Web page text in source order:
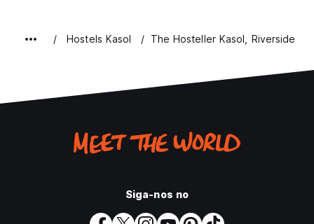
O hóspede será considerado inapto para continuar em
drogas, não cumprimento das políticas de reserva e do
hóspede, mau comportamento (físico/mental/verbal ou de
inconvenientes aos hóspedes ou quaisquer ações
injustificadas. Em todos esses casos, o hóspede será
solicitado a desocupar as instalações imediatamente, sem
Hostels Kasol The Hosteller Kasol, Riverside
Siga-nos no